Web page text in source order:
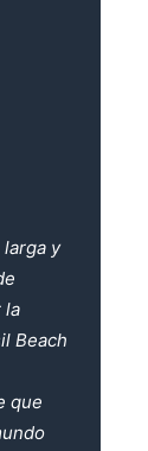
larga y
la
Beach
que